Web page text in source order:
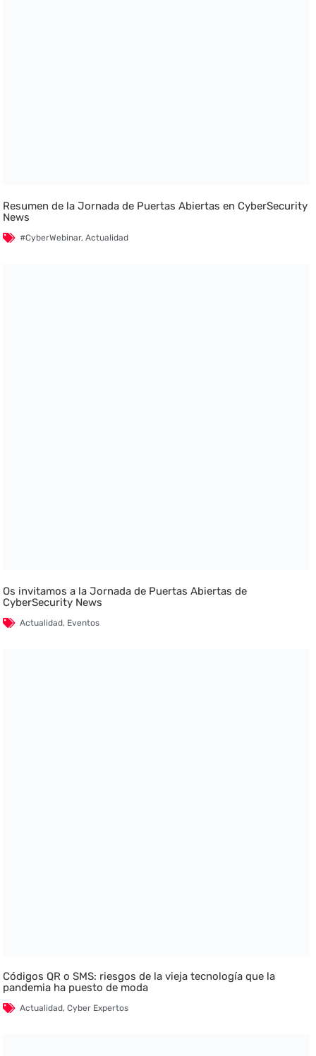
Resumen de la Jornada de Puertas Abiertas en CyberSecurity
News
#CyberWebinar,Actualidad
Os invitamos a la Jornada de Puertas Abiertas de
CyberSecurity News
Actualidad, Eventos
Códigos QR o SMS: riesgos de la vieja tecnología que la
pandemia ha puesto de moda
Actualidad,Cyber Expertos